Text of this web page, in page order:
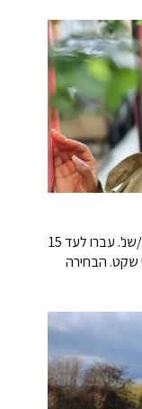
צילום רגעים שאסור לפספס ב-12 מסגרות/שנ'. עברו לעד 15
שקט. הבחירה